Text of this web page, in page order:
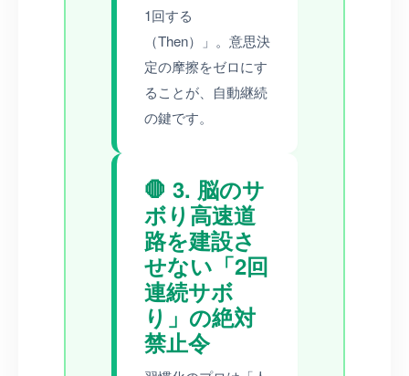
1回する
（Then）」。意思決
定の摩擦をゼロにす
ることが、自動継続
の鍵です。
🛑 3. 脳のサ
ボり高速道
路を建設さ
せない「2回
連続サボ
り」の絶対
禁止令